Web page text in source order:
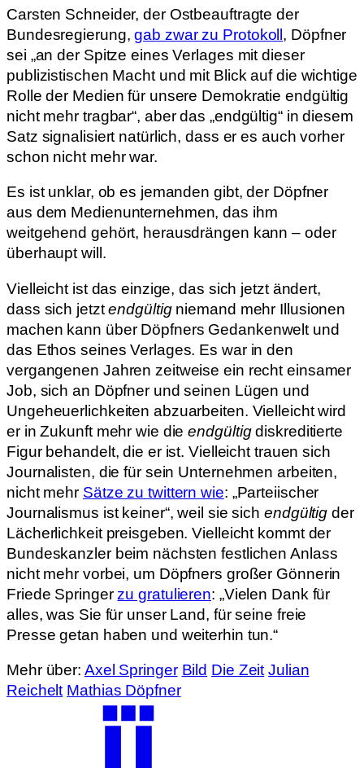
Carsten Schneider, der Ostbeauftragte der
Bundesregierung,gab zwar zu Protokoll, Döpfner
sei „an der Spitze eines Verlages mit dieser
publizistischen Macht und mit Blick auf die wichtige
Rolle der Medien für unsere Demokratie endgültig
nicht mehr tragbar“, aber das „endgültig“ in diesem
Satz signalisiert natürlich, dass er es auch vorher
schon nicht mehr war.
Es ist unklar, ob es jemanden gibt, der Döpfner
aus dem Medienunternehmen, das ihm
weitgehend gehört, herausdrängen kann – oder
überhaupt will.
Vielleicht ist das einzige, das sich jetzt ändert,
dass sich jetztendgültigniemand mehr Illusionen
machen kann über Döpfners Gedankenwelt und
das Ethos seines Verlages. Es war in den
vergangenen Jahren zeitweise ein recht einsamer
Job, sich an Döpfner und seinen Lügen und
Ungeheuerlichkeiten abzuarbeiten. Vielleicht wird
er in Zukunft mehr wie dieendgültigdiskreditierte
Figur behandelt, die er ist. Vielleicht trauen sich
Journalisten, die für sein Unternehmen arbeiten,
nicht mehr Sätze zu twittern wie: „Parteiischer
Journalismus ist keiner“, weil sie sich endgültig der
Lächerlichkeit preisgeben. Vielleicht kommt der
Bundeskanzler beim nächsten festlichen Anlass
nicht mehr vorbei, um Döpfners großer Gönnerin
Friede Springerzu gratulieren: „Vielen Dank für
alles, was Sie für unser Land, für seine freie
Presse getan haben und weiterhin tun.“
Mehr über: Axel Springer Bild Die Zeit Julian
Reichelt Mathias Döpfner